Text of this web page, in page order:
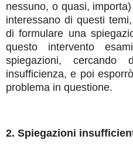
nessuno, o quasi,
interessano di questi
di formulare una
questo intervento
spiegazioni,
insufficienza, e poi
problema in questione.
2. Spiegazioni